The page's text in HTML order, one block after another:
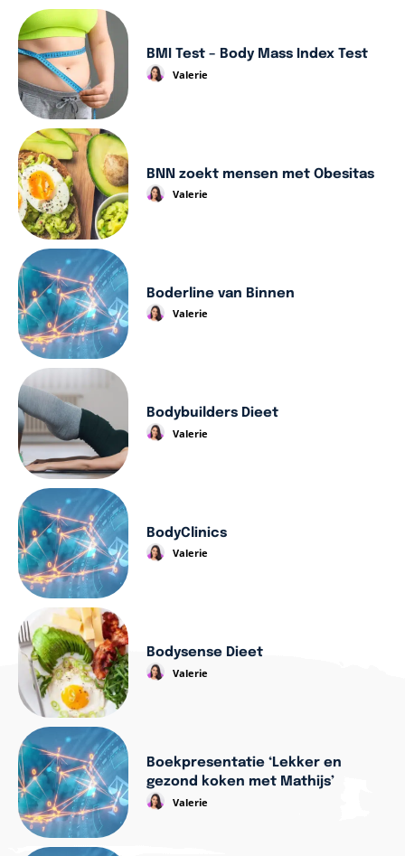
BMI Test – Body Mass Index Test
Valerie
BNN zoekt mensen met Obesitas
Valerie
Boderline van Binnen
Valerie
Bodybuilders Dieet
Valerie
BodyClinics
Valerie
Bodysense Dieet
Valerie
Boekpresentatie ‘Lekker en
gezond koken met Mathijs’
Valerie